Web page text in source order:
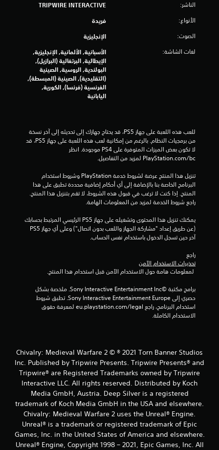
ج
ا
ل
ي
6
م
ا
ي
ا
ت
الناشر: TRIPWIRE INTERACTIVE
الأنواع: فريدة
الصوت: الإنجليزية
لغات الشاشة:
الأسبانية, الألمانية, الإنجليزية,
الإيطالية, البرتغالية (البرازيل),
البولندية, الروسية, الصينية
(التقليدية), الصينية (المبسطة),
الفرنسية (فرنسا), الكورية,
اليابانية
‎PlayStation.com/bc لمزيد من التفاصيل.
راجع شروط الخدمة لمزيد من المعلومات الهامة.
آخر حين تسجل الدخول باستخدام نفس الحساب.
راجع
تحذيرات الاستخدام الآمن
الاستخدام الكاملة.
Chivalry: Medieval Warfare 2 © ® 2021 Torn Banner Studios
Inc. Published by Tripwire Presents. Tripwire Presents® and
Tripwire® are Registered Trademarks owned by Tripwire
Interactive LLC. All rights reserved. Distributed by Koch
Media GmbH, Austria. Deep Silver is a registered
trademark of Koch Media GmbH in the USA and elsewhere.
Chivalry: Medieval Warfare 2 uses the Unreal® Engine.
Unreal® is a trademark or registered trademark of Epic
Games, Inc. in the United States of America and elsewhere.
Unreal® Engine, Copyright 1998 – 2021, Epic Games, Inc. All